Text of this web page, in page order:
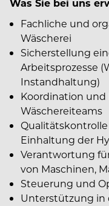
Was Sie bei uns
Fachliche und
Wäscherei
Sicherstellung
Arbeitsprozesse
Instandhaltung)
Koordination und
Wäschereiteams
Einhaltung der
Verantwortung
von Maschinen,
Steuerung und
Unterstützung in